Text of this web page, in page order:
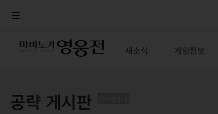
새소식 게임정보
공략 게시판